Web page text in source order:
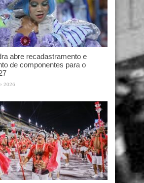
abre recadastramento e
de componentes para o
2026